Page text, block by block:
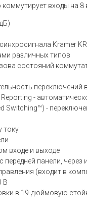
входы на
Kramer
различных типов
состояний
-
Switching™) -
току
входе и выходе
панели,
(входит в
В
в 19-дюймовую